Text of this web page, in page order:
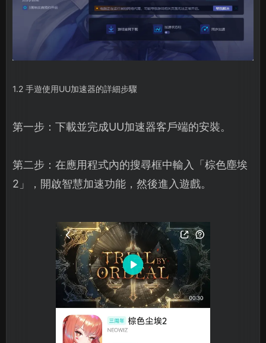
1.2 手遊使用UU加速器的詳細步驟
第一步：下載並完成UU加速器客戶端的安裝。
第二步：在應用程式內的搜尋框中輸入「棕色塵埃
2」，開啟智慧加速功能，然後進入遊戲。